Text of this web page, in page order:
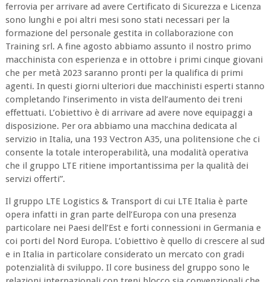
ferrovia per arrivare ad avere Certificato di Sicurezza e Licenza
sono lunghi e poi altri mesi sono stati necessari per la
formazione del personale gestita in collaborazione con
Training srl. A fine agosto abbiamo assunto il nostro primo
macchinista con esperienza e in ottobre i primi cinque giovani
che per metà 2023 saranno pronti per la qualifica di primi
agenti. In questi giorni ulteriori due macchinisti esperti stanno
completando l’inserimento in vista dell’aumento dei treni
effettuati. L’obiettivo è di arrivare ad avere nove equipaggi a
disposizione. Per ora abbiamo una macchina dedicata al
servizio in Italia, una 193 Vectron A35, una politensione che ci
consente la totale interoperabilità, una modalità operativa
che il gruppo LTE ritiene importantissima per la qualità dei
servizi offerti”.
Il gruppo LTE Logistics & Transport di cui LTE Italia è parte
opera infatti in gran parte dell’Europa con una presenza
particolare nei Paesi dell’Est e forti connessioni in Germania e
coi porti del Nord Europa. L’obiettivo è quello di crescere al sud
e in Italia in particolare considerato un mercato con gradi
potenzialità di sviluppo. Il core business del gruppo sono le